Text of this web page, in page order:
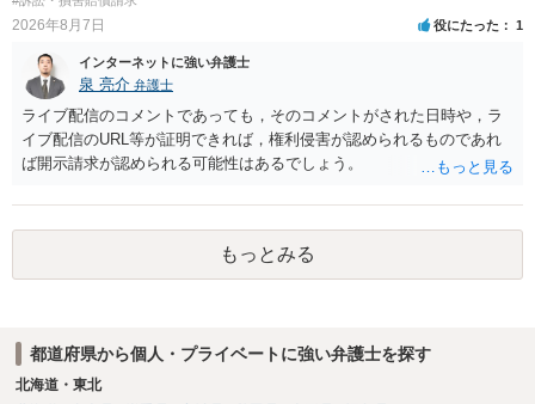
2026年8月7日 役にたった 1
インターネットに強い弁護士
泉 亮介 弁護士
ライブ配信のコメントであっても，そのコメントがされた日時や，ラ
イブ配信のURL等が証明できれば，権利侵害が認められるものであれ
ば開示請求が認められる可能性はあるでしょう。
もっとみる
都道府県から個人・プライベートに強い弁護士を探す
北海道・東北